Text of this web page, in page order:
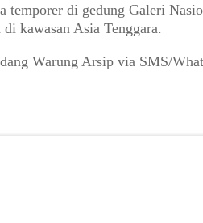
temporer di gedung Galeri
kawasan Asia Tenggara.
Warung Arsip via SMS/